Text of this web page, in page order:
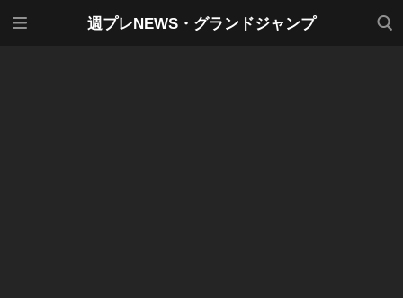
週プレNEWS・グランドジャンプ
検索